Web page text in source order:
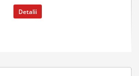
Detalii